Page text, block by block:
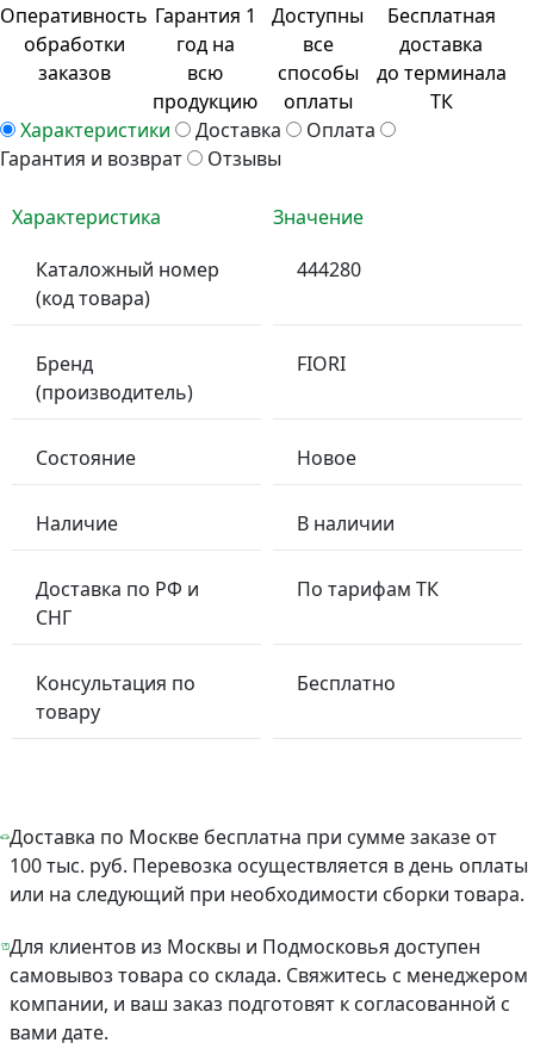
Оперативность
обработки
заказов
Гарантия 1
год на
всю
продукцию
Доступны
все
способы
оплаты
Бесплатная
доставка
до терминала
ТК
Характеристики
Доставка
Оплата
Гарантия и возврат
Отзывы
Характеристика
Значение
Каталожный номер
(код товара)
444280
Бренд
(производитель)
FIORI
Состояние Новое
Наличие В наличии
Доставка по РФ и
СНГ
По тарифам ТК
Консультация по
товару
Бесплатно
Доставка по Москве бесплатна при сумме заказе от
100 тыс. руб. Перевозка осуществляется в день оплаты
или на следующий при необходимости сборки товара.
Для клиентов из Москвы и Подмосковья доступен
самовывоз товара со склада. Свяжитесь с менеджером
компании, и ваш заказ подготовят к согласованной с
вами дате.